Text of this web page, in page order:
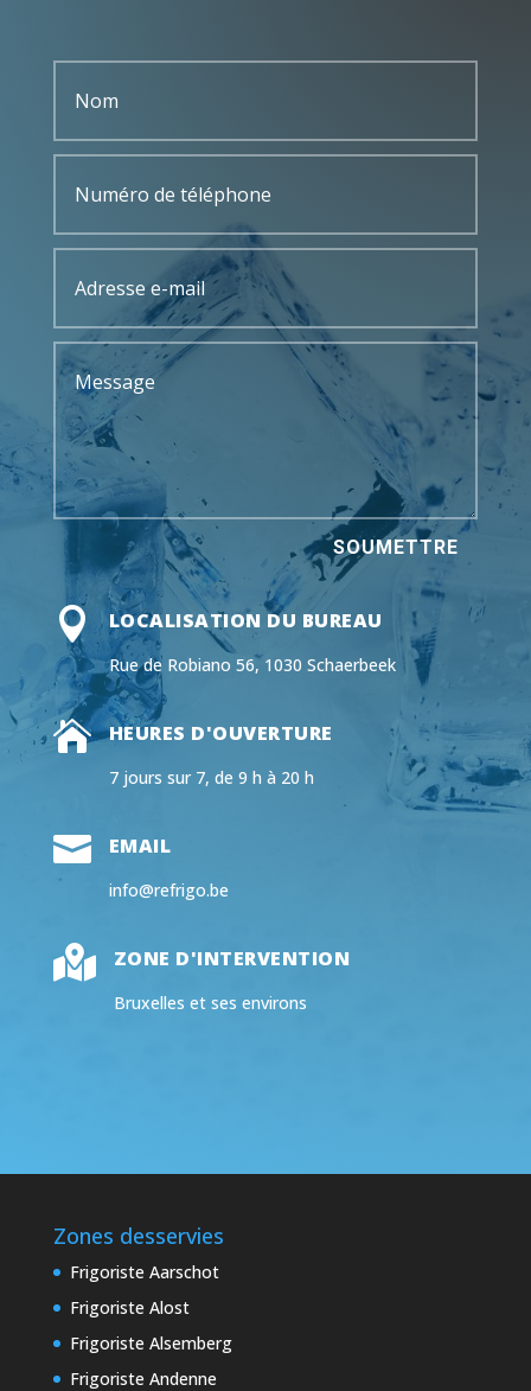
SOUMETTRE
 LOCALISATION DU BUREAU
Rue de Robiano 56, 1030 Schaerbeek
 HEURES D'OUVERTURE
7 jours sur 7, de 9 h à 20 h
 EMAIL
info@refrigo.be
 ZONE D'INTERVENTION
Bruxelles et ses environs
Zones desservies
Frigoriste Aarschot
Frigoriste Alost
Frigoriste Alsemberg
Frigoriste Andenne